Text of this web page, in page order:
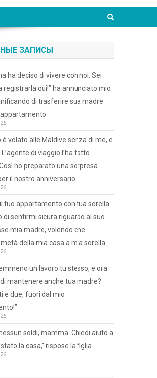
ЗАПИСЫ
ha deciso di vivere con noi. Sei
registrarla qui!” ha annunciato mio
di trasferire sua madre
è volato alle Maldive senza di me, e
di viaggio l’ha fatto
ho preparato una sorpresa
il nostro anniversario
tuo appartamento con tua sorella.
di sentirmi sicura riguardo al suo
mia madre, volendo che
della mia casa a mia sorella.
un lavoro tu stesso, e ora
di mantenere anche tua madre?
e due, fuori dal mio
soldi, mamma. Chiedi aiuto a
la casa,” rispose la figlia.